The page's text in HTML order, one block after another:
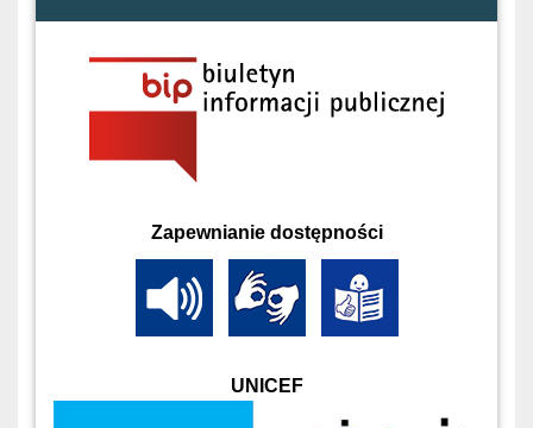
Zapewnianie dostępności
UNICEF